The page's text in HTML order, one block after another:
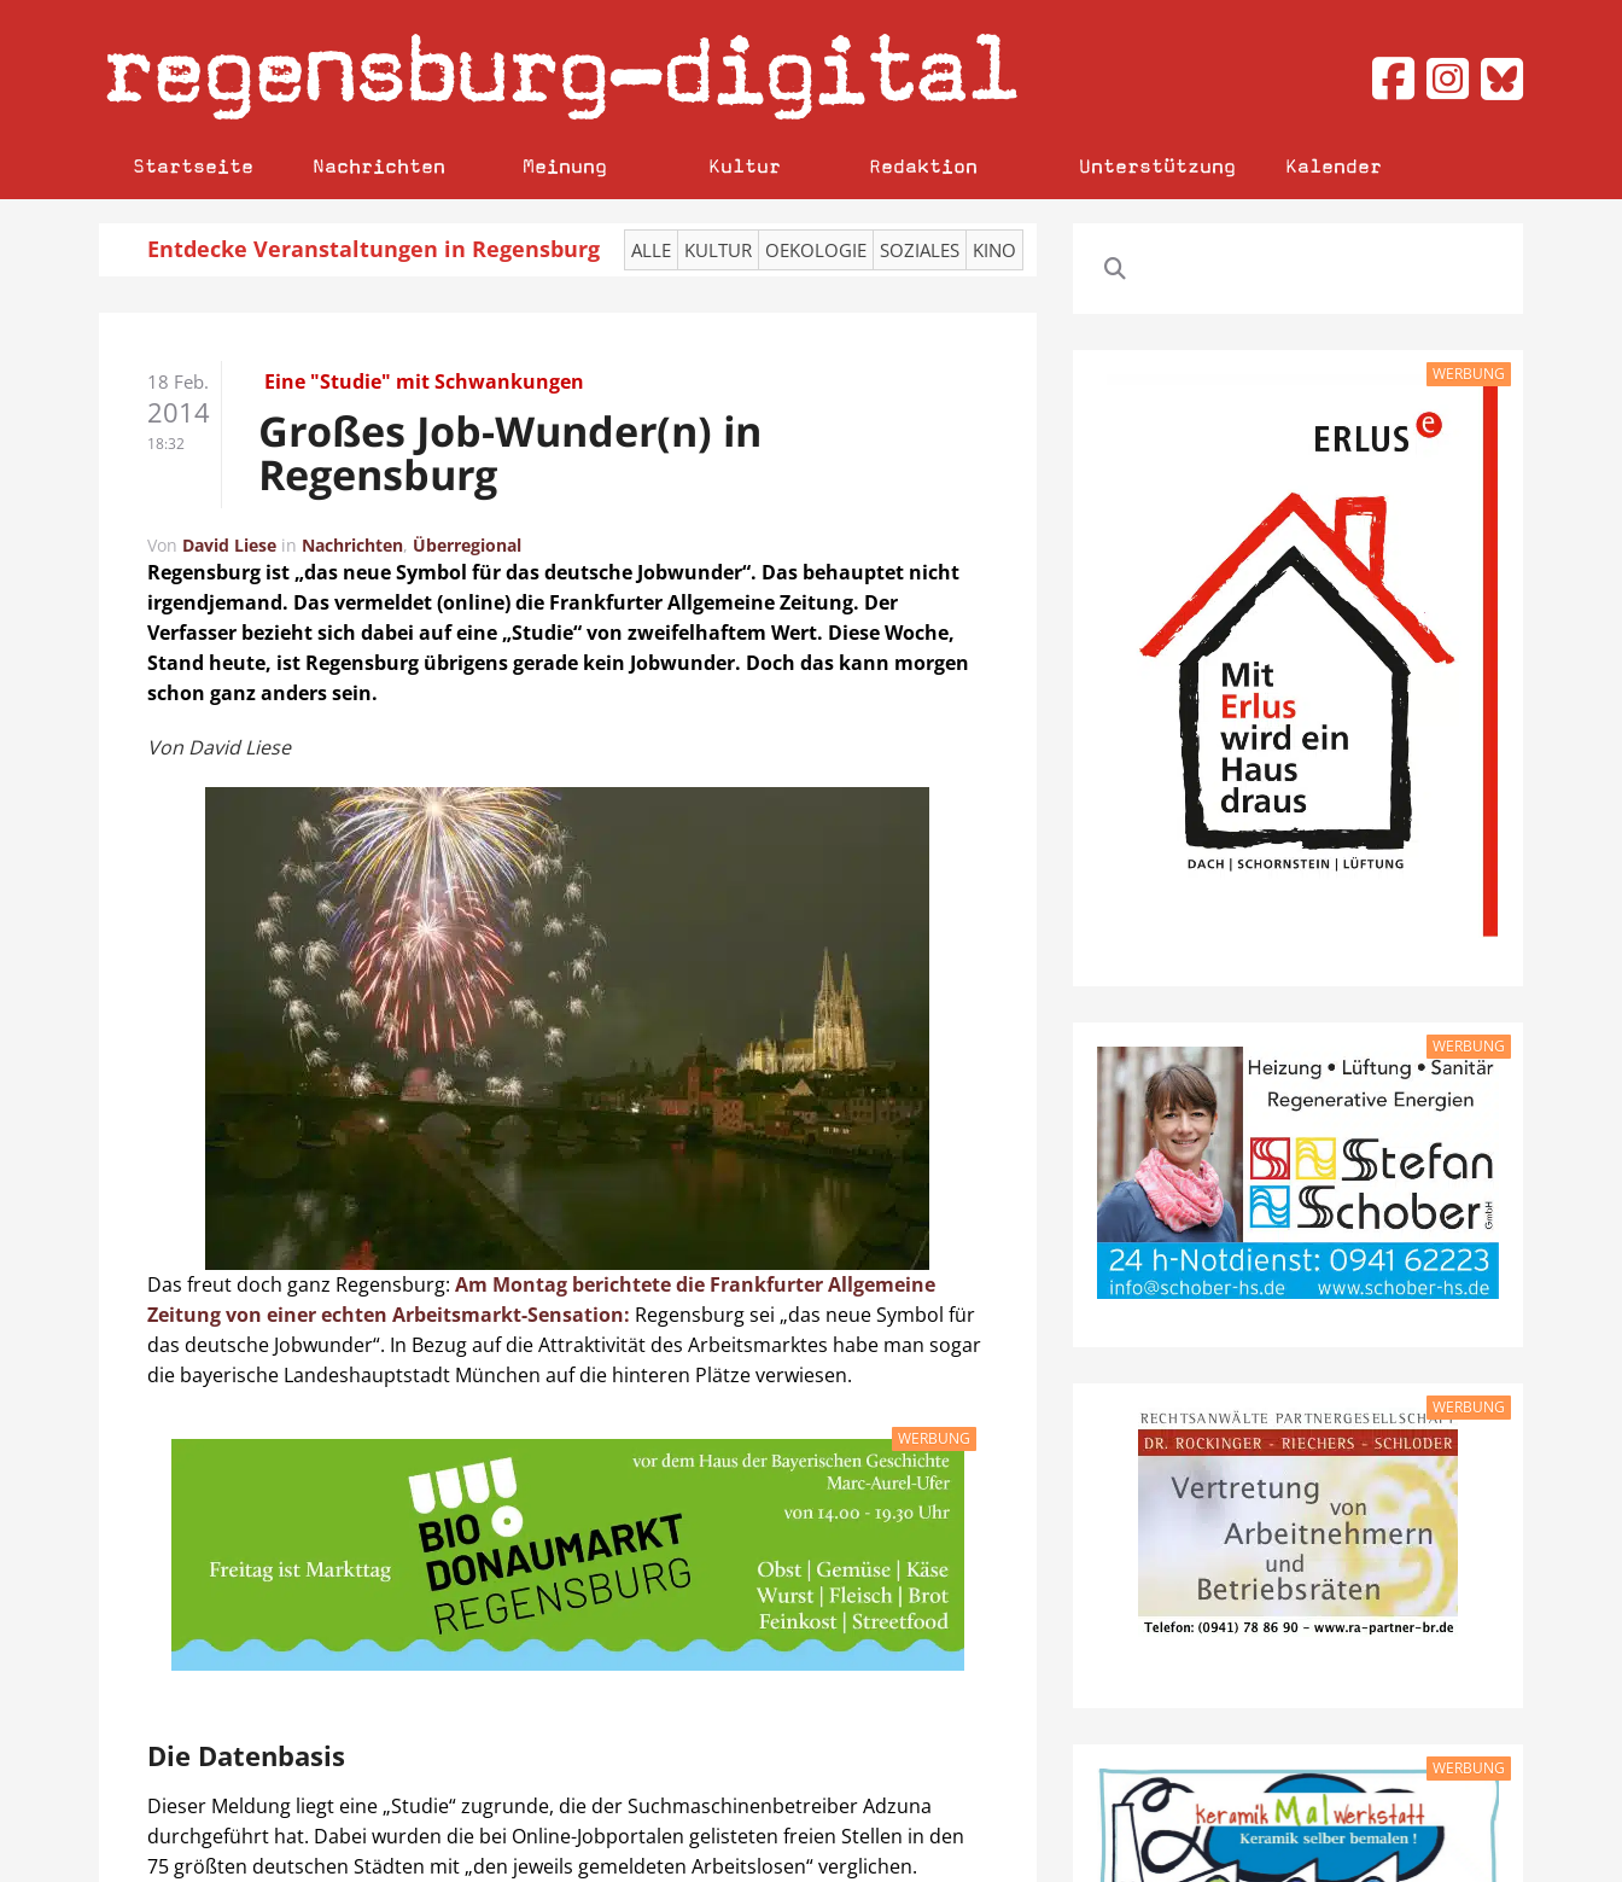
regensburg–digital
Startseite Nachrichten Meinung Kultur Redaktion Unterstützung Kalender
Entdecke Veranstaltungen in Regensburg ALLE KULTUR OEKOLOGIE SOZIALES KINO
18 Feb.
2014
18:32
Eine "Studie" mit Schwankungen
Großes Job-Wunder(n) in
Regensburg
Von David Liese in Nachrichten, Überregional
Regensburg ist „das neue Symbol für das deutsche Jobwunder“. Das behauptet nicht
irgendjemand. Das vermeldet (online) die Frankfurter Allgemeine Zeitung. Der
Verfasser bezieht sich dabei auf eine „Studie“ von zweifelhaftem Wert. Diese Woche,
Stand heute, ist Regensburg übrigens gerade kein Jobwunder. Doch das kann morgen
schon ganz anders sein.
Von David Liese
Das freut doch ganz Regensburg: Am Montag berichtete die Frankfurter Allgemeine
Zeitung von einer echten Arbeitsmarkt-Sensation: Regensburg sei „das neue Symbol für
das deutsche Jobwunder“. In Bezug auf die Attraktivität des Arbeitsmarktes habe man sogar
die bayerische Landeshauptstadt München auf die hinteren Plätze verwiesen.
WERBUNG
Die Datenbasis
Dieser Meldung liegt eine „Studie“ zugrunde, die der Suchmaschinenbetreiber Adzuna
durchgeführt hat. Dabei wurden die bei Online-Jobportalen gelisteten freien Stellen in den
75 größten deutschen Städten mit „den jeweils gemeldeten Arbeitslosen“ verglichen.
WERBUNG
WERBUNG
WERBUNG
WERBUNG